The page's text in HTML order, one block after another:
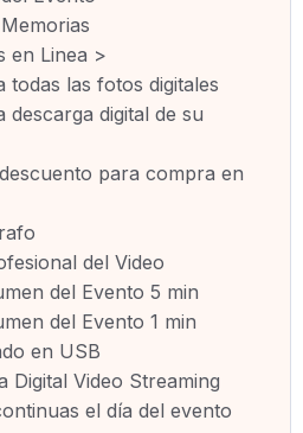
en Linea >
todas las fotos digitales
descarga digital de su
para compra en
del Video
del Evento 5 min
del Evento 1 min
en USB
Digital Video Streaming
el día del evento